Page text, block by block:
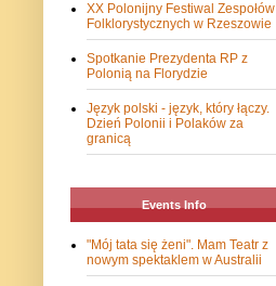
XX Polonijny Festiwal Zespołów
Folklorystycznych w Rzeszowie
Spotkanie Prezydenta RP z
Polonią na Florydzie
Język polski - język, który łączy.
Dzień Polonii i Polaków za
granicą
Events Info
"Mój tata się żeni". Mam Teatr z
nowym spektaklem w Australii